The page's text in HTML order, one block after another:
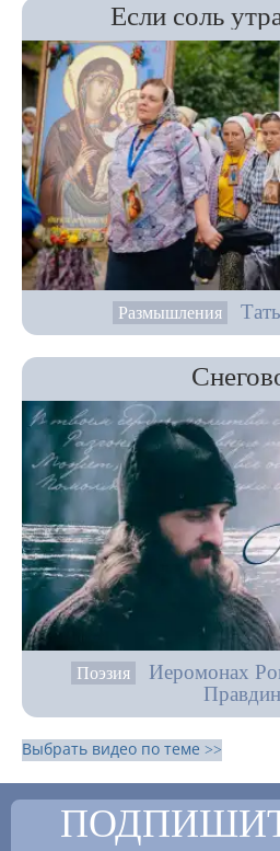
Если соль
Размышления
Поэзия
Иеромонах
Выбрать видео по теме >>